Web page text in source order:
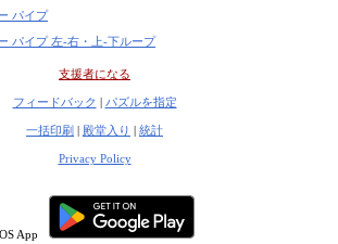
パイプ
パイプ 左-右・上-下ループ
支援者になる
フィードバック | パズルを指定
一括印刷 | 殿堂入り | 統計
Privacy Policy
App